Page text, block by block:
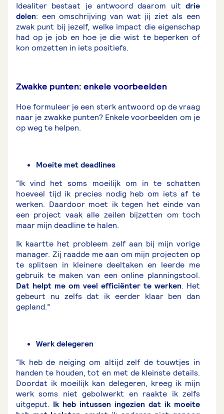
Idealiter bestaat je antwoord daarom uit drie
delen: een omschrijving van wat jij ziet als een
zwak punt bij jezelf, welke impact die eigenschap
had op je job en hoe je die wist te beperken of
kon omzetten in iets positiefs.
Zwakke punten: enkele voorbeelden
Hoe formuleer je een sterk antwoord op de vraag
naar je zwakke punten? Enkele voorbeelden om je
op weg te helpen.
Moeite met deadlines
“Ik vind het soms moeilijk om in te schatten
hoeveel tijd ik precies nodig heb om iets af te
werken. Daardoor moet ik tegen het einde van
een project vaak alle zeilen bijzetten om toch
maar mijn deadline te halen.
Ik kaartte het probleem zelf aan bij mijn vorige
manager. Zij raadde me aan om mijn projecten op
te splitsen in kleinere deeltaken en leerde me
gebruik te maken van een online planningstool.
Dat helpt me om veel efficiënter te werken. Het
gebeurt nu zelfs dat ik eerder klaar ben dan
gepland.”
Werk delegeren
“Ik heb de neiging om altijd zelf de touwtjes in
handen te houden, tot en met de kleinste details.
Doordat ik moeilijk kan delegeren, kreeg ik mijn
werk soms niet gebolwerkt en raakte ik zelfs
uitgeput. Ik heb intussen ingezien dat ik moeite